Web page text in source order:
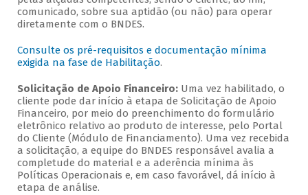
comunicado, sobre sua aptidão (ou não) para operar
diretamente com o BNDES.
Consulte os pré-requisitos e documentação mínima
exigida na fase de Habilitação.
Solicitação de Apoio Financeiro: Uma vez habilitado, o
cliente pode dar início à etapa de Solicitação de Apoio
Financeiro, por meio do preenchimento do formulário
eletrônico relativo ao produto de interesse, pelo Portal
do Cliente (Módulo de Financiamento). Uma vez recebida
a solicitação, a equipe do BNDES responsável avalia a
completude do material e a aderência mínima às
Políticas Operacionais e, em caso favorável, dá início à
etapa de análise.